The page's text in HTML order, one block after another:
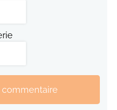
commentaire